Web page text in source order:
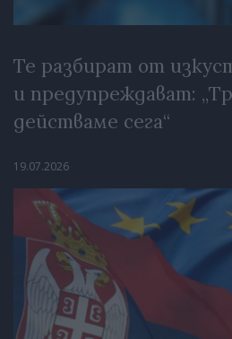
Те разбират от
и предупреждават:
действаме сега“
19.07.2026